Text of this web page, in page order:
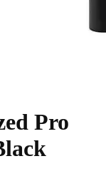
Pro